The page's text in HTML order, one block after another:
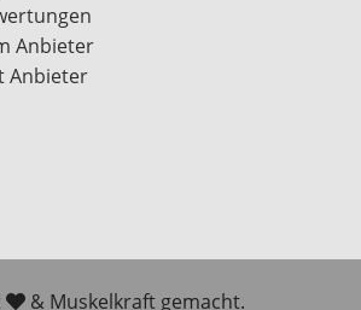
Anbieter
Anbieter
& Muskelkraft gemacht.